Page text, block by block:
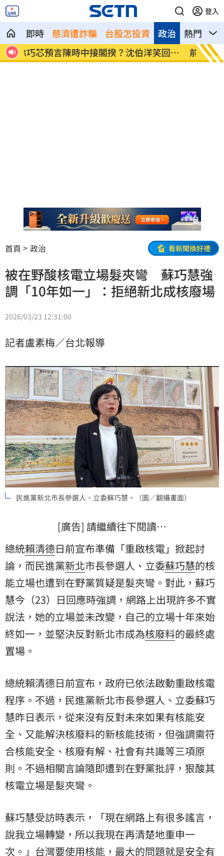
登入
即時 慈濟遭詐騙 台股怎投資 熱門 影
政治
這
前女友約摩鐵見面！他被剝光逼簽百萬本
票
颱風
男
首頁 政治 看新聞換好禮
被在野酸核電立場髮夾彎 蘇巧慧強
調「10年如一」：拒絕新北成核廢場
2026/03/23 12:31:00
記者盧素梅／台北報導
民進黨新北市長參選人、立委蘇巧慧。（圖／翻攝畫面）
[廣告] 請繼續往下閱讀…
總統賴清德日前宣布準備「重啟核電」掀起討
論，而民進黨新北市長參選人、立委蘇巧慧的核
能立場也遭到在野黨質疑是髮夾彎。對此，蘇巧
慧今（23）日回應時強調，網路上出現許多不實
說法，她的立場並未改變，自己的立場十年來始
終如一，並堅決反對新北市成為核廢料的最終處
置場。
總統賴清德日前宣布，政府已依法啟動重啟核電
程序。不過，民進黨新北市長參選人、立委蘇巧
慧昨日表示，從來沒有反對未來如果有核能安
全、又能解決核廢料的新核能技術，但強調需符
合核能安全、核廢有解、社會有共識等三項原
則。不過相關言論隨即遭到在野黨批評，狠酸其
核電立場是髮夾彎。
蘇巧慧受訪時表示，「現在網路上有很多謠言，
說我立場轉變，所以我現在再清楚地重申一
次。」台灣要使用核能，最大的問題就是安全有